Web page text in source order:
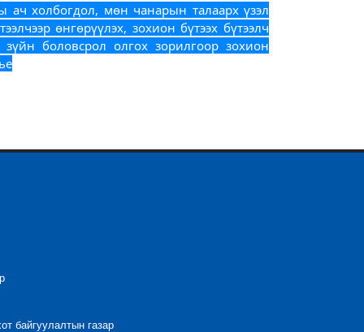
ач холбогдол, мөн чанарын талаарх үзэл
өнгөрүүлэх, зохион бүтээх бүтээлч
зүйн боловсрол олгох зорилгоор зохион
байгуулалтын газар